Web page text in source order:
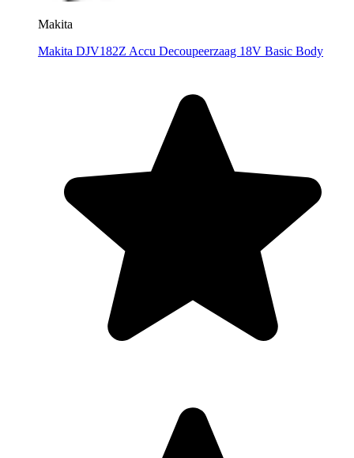
Makita
Makita DJV182Z Accu Decoupeerzaag 18V Basic Body